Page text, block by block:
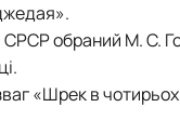
СPСР обраний М. С.
«Шрек в